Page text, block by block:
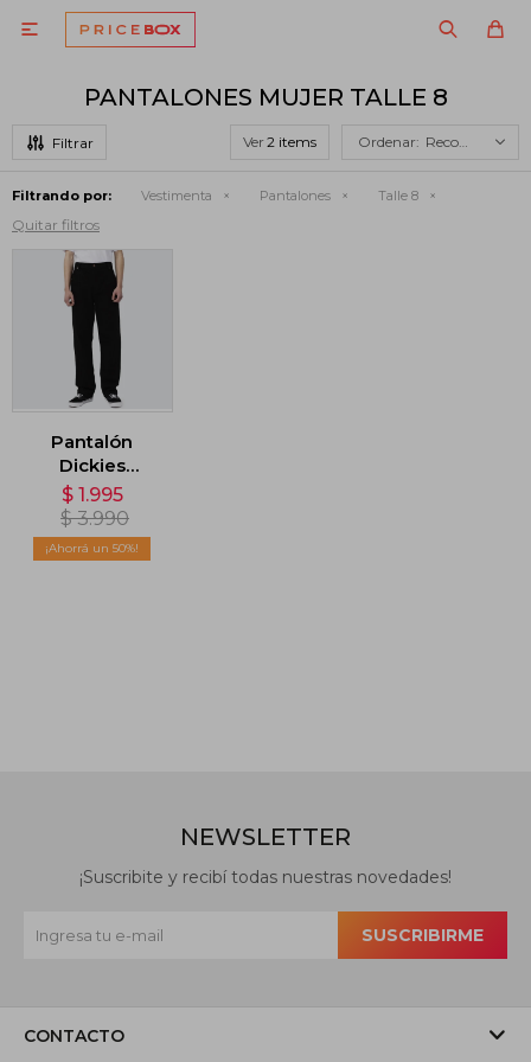

PANTALONES MUJER TALLE 8
Ver Recomendados
Filtrando por: Vestimenta Pantalones Talle 8
Quitar filtros
Pantalón
Dickies
Thomasville
Regular Fit -
Negro
$ 1.995
$ 3.990
50
CONTACTO
NEWSLETTER
¡Suscribite y recibí todas nuestras novedades!
SUSCRIBIRME